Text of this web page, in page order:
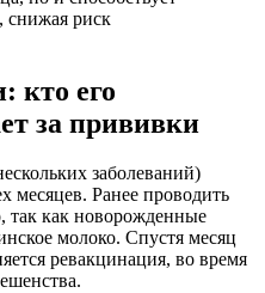
снижая риск
кто его
за прививки
заболеваний)
месяцев. Ранее проводить
так как новорожденные
молоко. Спустя месяц
ревакцинация, во время